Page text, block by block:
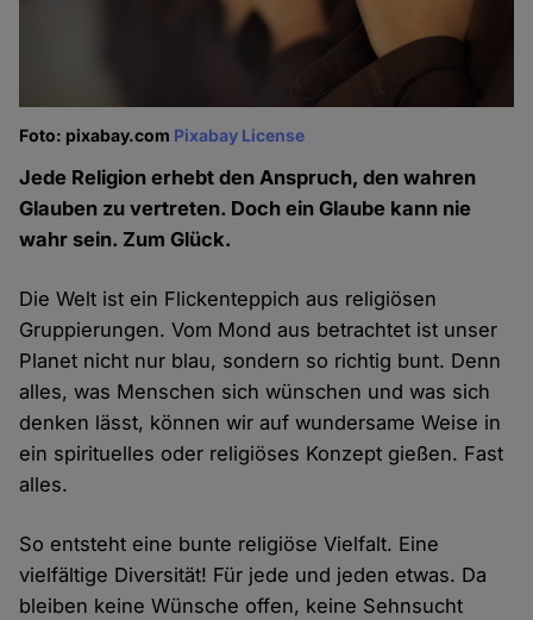
Foto: pixabay.com Pixabay License
Jede Religion erhebt den Anspruch, den wahren
Glauben zu vertreten. Doch ein Glaube kann nie
wahr sein. Zum Glück.
Die Welt ist ein Flickenteppich aus religiösen
Gruppierungen. Vom Mond aus betrachtet ist unser
Planet nicht nur blau, sondern so richtig bunt. Denn
alles, was Menschen sich wünschen und was sich
denken lässt, können wir auf wundersame Weise in
ein spirituelles oder religiöses Konzept gießen. Fast
alles.
So entsteht eine bunte religiöse Vielfalt. Eine
vielfältige Diversität! Für jede und jeden etwas. Da
bleiben keine Wünsche offen, keine Sehnsucht